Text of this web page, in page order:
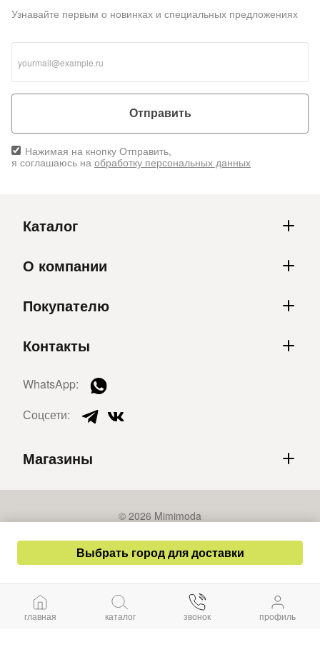
Выбрать город для доставки
Узнавайте первым о новинках и специальных предложениях
Отправить
Нажимая на кнопку Отправить,
я соглашаюсь на обработку персональных данных
Каталог
О компании
Покупателю
Контакты
WhatsApp:
Соцсети:
Магазины
© 2026 Mimimoda
Политика конфиденциальности
Разработка сайта – СайтКрафт
главная каталог звонок профиль